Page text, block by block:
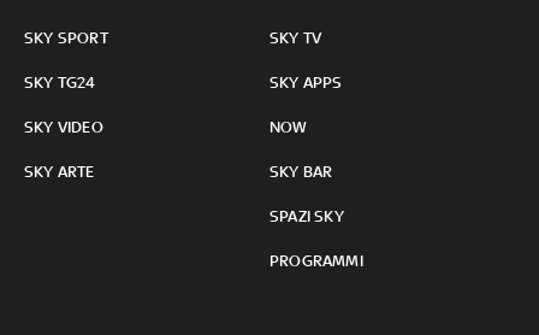
SKY SPORT
SKY TG24
SKY VIDEO
SKY ARTE
SKY TV
SKY APPS
NOW
SKY BAR
SPAZI SKY
PROGRAMMI